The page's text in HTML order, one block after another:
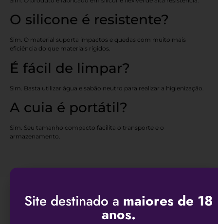
O silicone é resistente?
Sim. O material suporta impactos e quedas com muito mais
eficiência do que materiais rígidos.
É fácil de limpar?
Sim. Basta utilizar água e sabão neutro para realizar a higienização.
A cuia é portátil?
Sim. Seu tamanho compacto facilita o transporte e o
armazenamento.
Produtos Relacionados
Site destinado a maiores de 18
anos.